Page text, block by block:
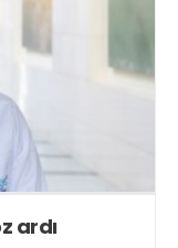
ardı